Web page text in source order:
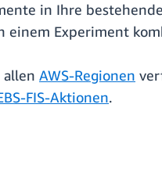
in Ihre
einem Experiment
allen AWS-Regionen
FIS-Aktionen.